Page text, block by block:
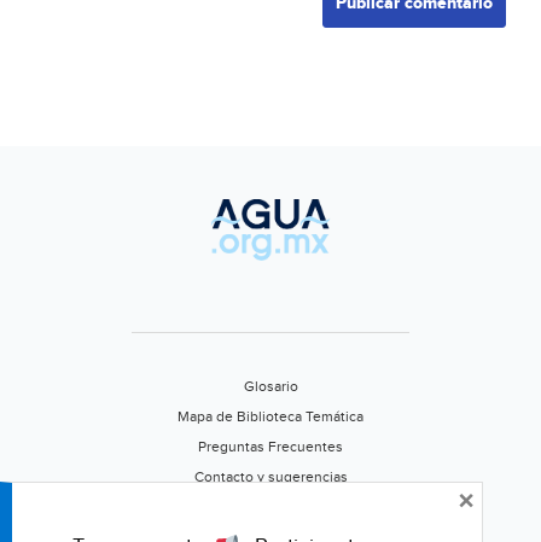
Glosario
Mapa de Biblioteca Temática
Preguntas Frecuentes
Contacto y sugerencias
Califica este portal
×